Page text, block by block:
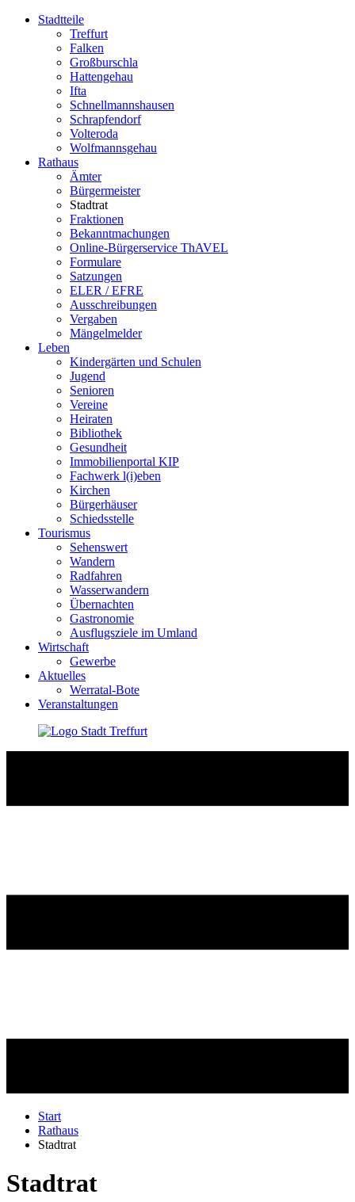
Stadtteile
Treffurt
Falken
Großburschla
Hattengehau
Ifta
Schnellmannshausen
Schrapfendorf
Volteroda
Wolfmannsgehau
Rathaus
Ämter
Bürgermeister
Stadtrat
Fraktionen
Bekanntmachungen
Online-Bürgerservice ThAVEL
Formulare
Satzungen
ELER / EFRE
Ausschreibungen
Vergaben
Mängelmelder
Leben
Kindergärten und Schulen
Jugend
Senioren
Vereine
Heiraten
Bibliothek
Gesundheit
Immobilienportal KIP
Fachwerk l(i)eben
Kirchen
Bürgerhäuser
Schiedsstelle
Tourismus
Sehenswert
Wandern
Radfahren
Wasserwandern
Übernachten
Gastronomie
Ausflugsziele im Umland
Wirtschaft
Gewerbe
Aktuelles
Werratal-Bote
Veranstaltungen
Start
Rathaus
Stadtrat
Stadtrat